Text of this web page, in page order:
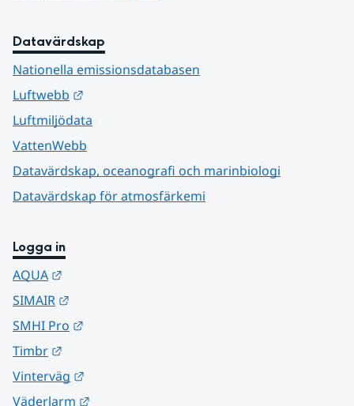
Datavärdskap
Nationella emissionsdatabasen
Luftwebb
Luftmiljödata
VattenWebb
Datavärdskap, oceanografi och marinbiologi
Datavärdskap för atmosfärkemi
Logga in
AQUA
SIMAIR
SMHI Pro
Timbr
Vinterväg
Väderlarm